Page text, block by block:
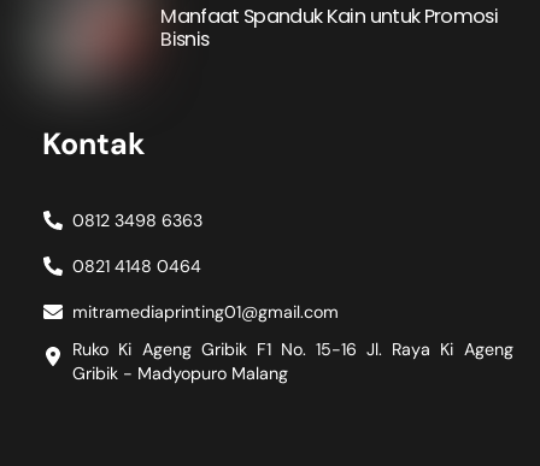
Manfaat Spanduk Kain untuk Promosi
Bisnis
Kontak
0812 3498 6363
0821 4148 0464
mitramediaprinting01@gmail.com
Ruko Ki Ageng Gribik F1 No. 15-16 Jl. Raya Ki Ageng
Gribik - Madyopuro Malang